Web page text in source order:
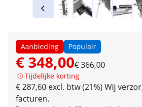
Aanbieding Populair
€ 348,00€ 366,00
Tijdelijke korting
€ 287,60 excl. btw (21%) Wij
facturen.